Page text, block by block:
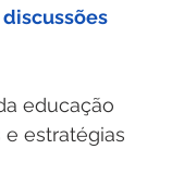
educação
estratégias